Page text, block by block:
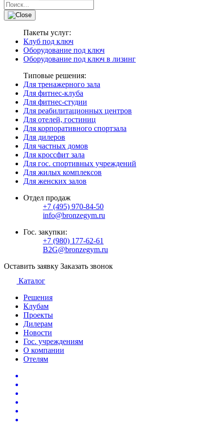
Пакеты услуг:
Клуб под ключ
Оборудование под ключ
Оборудование под ключ в лизинг
Типовые решения:
Для тренажерного зала
Для фитнес-клуба
Для фитнес-студии
Для реабилитационных центров
Для отелей, гостиниц
Для корпоративного спортзала
Для дилеров
Для частных домов
Для кроссфит зала
Для гос. спортивных учреждений
Для жилых комплексов
Для женских залов
Отдел продаж
+7 (495) 970-84-50
info@bronzegym.ru
Гос. закупки:
+7 (980) 177-62-61
B2G@bronzegym.ru
Оставить заявку Заказать звонок
Каталог
Решения
Клубам
Проекты
Дилерам
Новости
Гос. учреждениям
О компании
Отелям